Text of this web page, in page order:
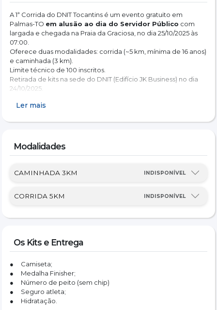
A 1ª Corrida do DNIT Tocantins é um evento gratuito em
Palmas-TO em alusão ao dia do Servidor Público com
largada e chegada na Praia da Graciosa, no dia 25/10/2025 às
07:00.
Oferece duas modalidades: corrida (~5 km, mínima de 16 anos)
e caminhada (3 km).
Limite técnico de 100 inscritos.
Retirada de kits na sede do DNIT (Edifício JK Business) no dia
24/10/2025.
Ler mais
Modalidades
CAMINHADA 3KM INDISPONÍVEL
CORRIDA 5KM INDISPONÍVEL
Os Kits e Entrega
●     Camiseta;
●     Medalha Finisher;
●     Número de peito (sem chip)
●     Seguro atleta;
●     Hidratação.